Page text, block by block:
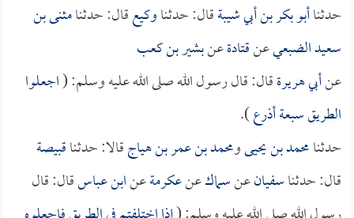
حدثناأبو بكر بن أبي شيبةقال: حدثناوكيعقال: حدثنامثنى بن
سعيد الضبعيعنقتادةعنبشير بن كعب
عنأبي هريرةقال: قال رسول الله صلى الله عليه وسلم: (اجعلوا
الطريق سبعة أذرع).
حدثنامحمد بن يحيىومحمد بن عمر بن هياجقالا: حدثناقبيصة
قال: حدثناسفيانعنسماكعنعكرمةعنابن عباسقال: قال